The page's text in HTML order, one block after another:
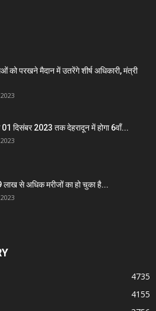
को परखने मैदान में उतरेंगे शीर्ष अधिकारी, मंत्री
दिसंबर 2023 तक देहरादून में होगा 6वाँ...
लाख से अधिक मरीजों का हो चुका है...
4735
4155